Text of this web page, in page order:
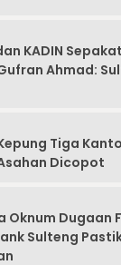
KADIN
Ahmad:
Kepung Tiga
Dicopot
Oknum Dugaan
Sulteng